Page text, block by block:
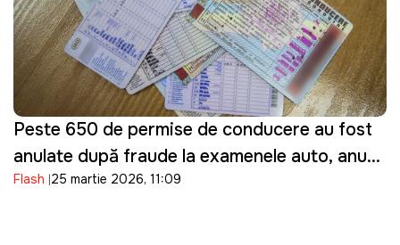
Peste 650 de permise de conducere au fost
anulate după fraude la examenele auto, anunţă
ASP
Flash 25 martie 2026, 11:09